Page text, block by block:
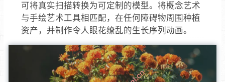
可将真实扫描转换为可定制的模型。将概念艺术
与手绘艺术工具相匹配，在任何障碍物周围种植
资产，并制作令人眼花缭乱的生长序列动画。